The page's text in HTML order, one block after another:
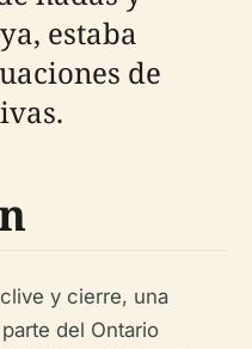
estaba
de
y cierre, una
del Ontario